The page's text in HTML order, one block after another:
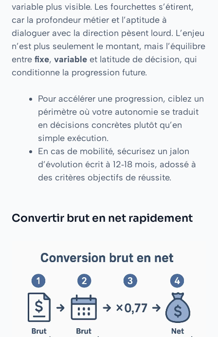
variable plus visible. Les fourchettes s’étirent,
car la profondeur métier et l’aptitude à
dialoguer avec la direction pèsent lourd. L’enjeu
n’est plus seulement le montant, mais l’équilibre
entre fixe, variable et latitude de décision, qui
conditionne la progression future.
Pour accélérer une progression, ciblez un
périmètre où votre autonomie se traduit
en décisions concrètes plutôt qu’en
simple exécution.
En cas de mobilité, sécurisez un jalon
d’évolution écrit à 12‑18 mois, adossé à
des critères objectifs de réussite.
Convertir brut en net rapidement